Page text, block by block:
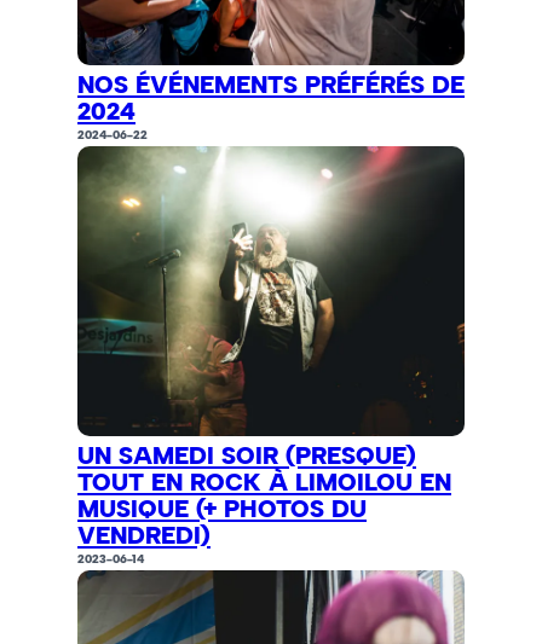
NOS ÉVÉNEMENTS PRÉFÉRÉS DE
2024
2024-06-22
UN SAMEDI SOIR (PRESQUE)
TOUT EN ROCK À LIMOILOU EN
MUSIQUE (+ PHOTOS DU
VENDREDI)
2023-06-14